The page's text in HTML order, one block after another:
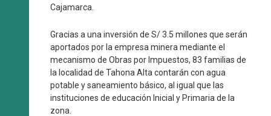
Cajamarca.
Gracias a una inversión de S/ 3.5 millones que serán
aportados por la empresa minera mediante el
mecanismo de Obras por Impuestos, 83 familias de
la localidad de Tahona Alta contarán con agua
potable y saneamiento básico, al igual que las
instituciones de educación Inicial y Primaria de la
zona.